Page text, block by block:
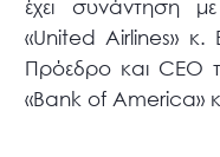
έχει συνάντηση
«United Airlines» κ.
Πρόεδρο και CEO
«Bank of America»